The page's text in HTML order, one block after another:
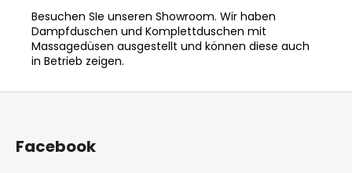
Besuchen SIe unseren Showroom. Wir haben
Dampfduschen und Komplettduschen mit
Massagedüsen ausgestellt und können diese auch
in Betrieb zeigen.
Facebook